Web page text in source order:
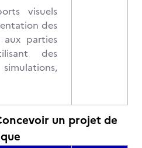
visuels
des
parties
des
un projet de